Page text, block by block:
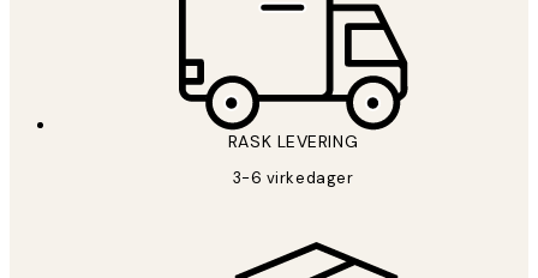
RASK LEVERING
3-6 virkedager